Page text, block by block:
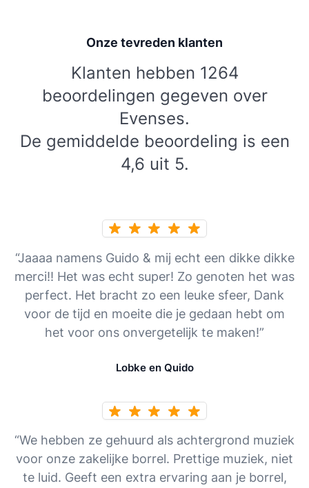
Onze tevreden klanten
Klanten hebben 1264
beoordelingen gegeven over
Evenses.
De gemiddelde beoordeling is een
4,6 uit 5.
“Jaaaa namens Guido & mij echt een dikke dikke
merci!! Het was echt super! Zo genoten het was
perfect. Het bracht zo een leuke sfeer, Dank
voor de tijd en moeite die je gedaan hebt om
het voor ons onvergetelijk te maken!”
Lobke en Quido
“We hebben ze gehuurd als achtergrond muziek
voor onze zakelijke borrel. Prettige muziek, niet
te luid. Geeft een extra ervaring aan je borrel,